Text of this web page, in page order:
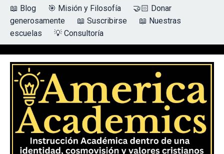
📖 Blog 🎯 Misión y Filosofía
🤝🏻 Donar
generosamente
📖 Suscribirse
📖 Nuestras
escuelas
💡 Consultoría